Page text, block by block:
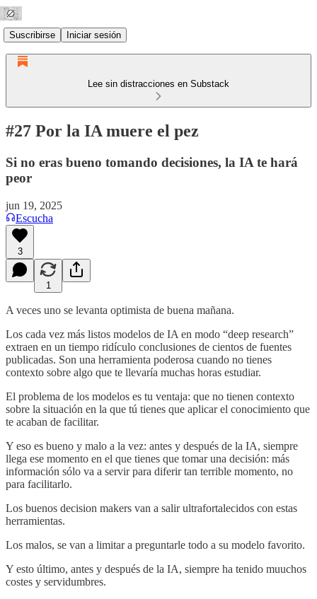
Suscribirse Iniciar sesión
Lee sin distracciones en Substack
#27 Por la IA muere el pez
Si no eras bueno tomando decisiones, la IA te hará
peor
jun 19, 2025
Escucha
3
1
A veces uno se levanta optimista de buena mañana.
Los cada vez más listos modelos de IA en modo “deep research”
extraen en un tiempo ridículo conclusiones de cientos de fuentes
publicadas. Son una herramienta poderosa cuando no tienes
contexto sobre algo que te llevaría muchas horas estudiar.
El problema de los modelos es tu ventaja: que no tienen contexto
sobre la situación en la que tú tienes que aplicar el conocimiento que
te acaban de facilitar.
Y eso es bueno y malo a la vez: antes y después de la IA, siempre
llega ese momento en el que tienes que tomar una decisión: más
información sólo va a servir para diferir tan terrible momento, no
para facilitarlo.
Los buenos decision makers van a salir ultrafortalecidos con estas
herramientas.
Los malos, se van a limitar a preguntarle todo a su modelo favorito.
Y esto último, antes y después de la IA, siempre ha tenido muuchos
costes y servidumbres.